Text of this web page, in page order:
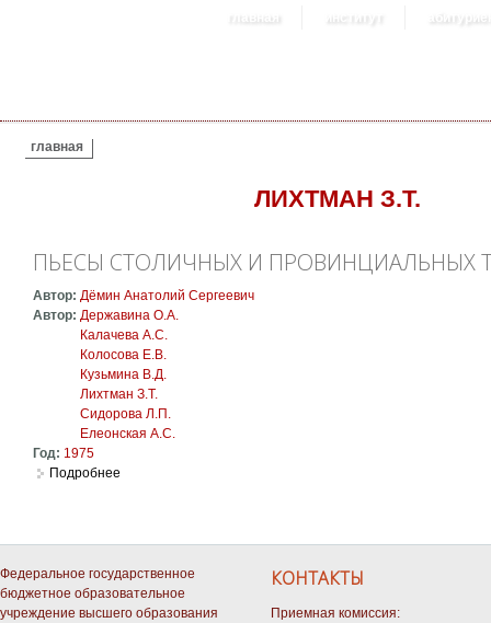
главная институт
ВЫ ЗДЕСЬ
главная
ЛИХТМАН З.Т.
ПЬЕСЫ СТОЛИЧНЫХ И ПРОВИНЦИАЛЬНЫХ
Автор: Дёмин Анатолий Сергеевич
Автор: Державина О.А.
Калачева А.С.
Колосова Е.В.
Кузьмина В.Д.
Лихтман З.Т.
Сидорова Л.П.
Елеонская А.С.
Год: 1975
Подробнее
Федеральное государственное
бюджетное образовательное
учреждение высшего образования
КОНТАКТЫ
Приемная комиссия: